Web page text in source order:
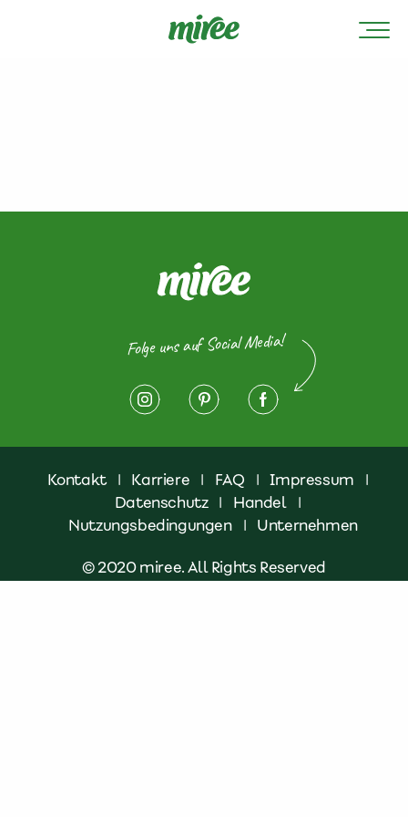
Folge uns auf Social Media!
Kontakt | Karriere | FAQ | Impressum
|
Datenschutz | Handel
|
Nutzungsbedingungen
| Unternehmen
© 2020 miree. All Rights Reserved